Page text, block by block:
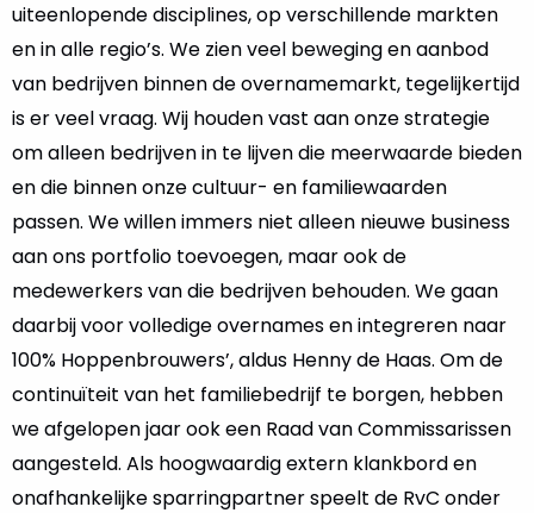
uiteenlopende disciplines, op verschillende markten
en in alle regio’s. We zien veel beweging en aanbod
van bedrijven binnen de overnamemarkt, tegelijkertijd
is er veel vraag. Wij houden vast aan onze strategie
om alleen bedrijven in te lijven die meerwaarde bieden
en die binnen onze cultuur- en familiewaarden
passen. We willen immers niet alleen nieuwe business
aan ons portfolio toevoegen, maar ook de
medewerkers van die bedrijven behouden. We gaan
daarbij voor volledige overnames en integreren naar
100% Hoppenbrouwers’, aldus Henny de Haas. Om de
continuïteit van het familiebedrijf te borgen, hebben
we afgelopen jaar ook een Raad van Commissarissen
aangesteld. Als hoogwaardig extern klankbord en
onafhankelijke sparringpartner speelt de RvC onder